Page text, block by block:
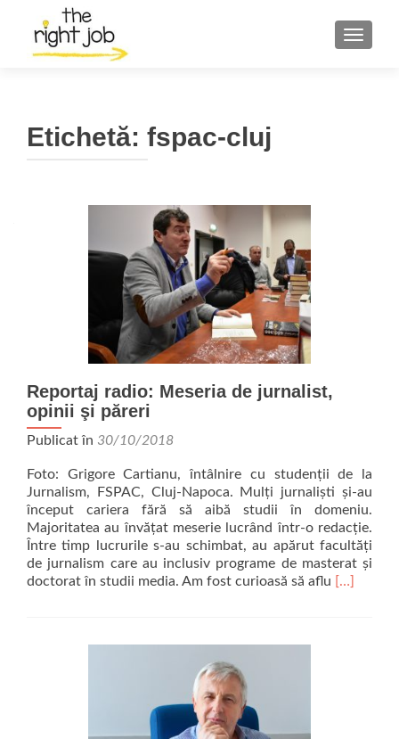
Etichetă: fspac-cluj
Reportaj radio: Meseria de jurnalist,
opinii şi păreri
Publicat în 30/10/2018
Foto: Grigore Cartianu, întâlnire cu studenţii de la
Jurnalism, FSPAC, Cluj-Napoca. Mulţi jurnalişti şi-au
început cariera fără să aibă studii în domeniu.
Majoritatea au învăţat meserie lucrând într-o redacţie.
Între timp lucrurile s-au schimbat, au apărut facultăţi
de jurnalism care au inclusiv programe de masterat şi
doctorat în studii media. Am fost curioasă să aflu Read
[…]